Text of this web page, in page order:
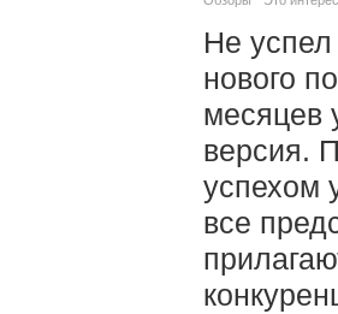
Не
нового
месяцев
версия.
успехом
все